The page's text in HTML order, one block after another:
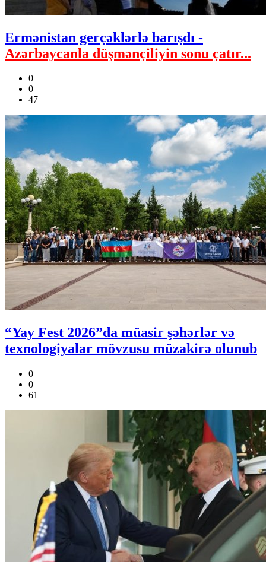
Ermənistan gerçəklərlə barışdı -
Azərbaycanla düşmənçiliyin sonu çatır...
0
0
47
“Yay Fest 2026”da müasir şəhərlər və
texnologiyalar mövzusu müzakirə olunub
0
0
61